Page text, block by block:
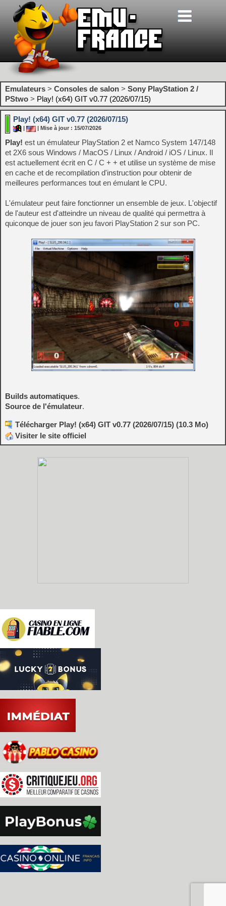
Emulateurs > Consoles de salon > Sony PlayStation 2 /
PStwo > Play! (x64) GIT v0.77 (2026/07/15)
Play! (x64) GIT v0.77 (2026/07/15)
| Mise à jour : 15/07/2026
Play! est un émulateur PlayStation 2 et Namco System 147/148
et 2X6 sous Windows / MacOS / Linux / Android / iOS / Linux. Il
est actuellement écrit en C / C + + et utilise un système de mise
en cache et de recompilation d'instruction pour obtenir de
meilleures performances tout en émulant le CPU.
L'émulateur peut faire fonctionner un ensemble de jeux. L'objectif
de l'auteur est d'atteindre un niveau de qualité qui permettra à
quiconque de jouer son jeu favori PlayStation 2 sur son PC.
Builds automatiques.
Source de l'émulateur.
Télécharger Play! (x64) GIT v0.77 (2026/07/15) (10.3 Mo)
Visiter le site officiel